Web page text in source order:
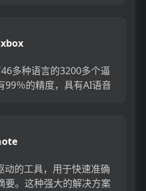
多种语言的3200多个逼
99％的精度，具有AI语音
动的工具，用于快速准确
要。这种强大的解决方案